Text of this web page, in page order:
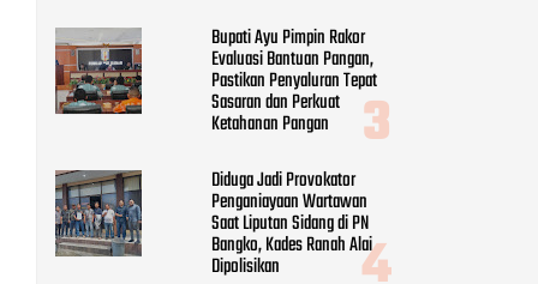
Bupati Ayu Pimpin Rakor
Evaluasi Bantuan Pangan,
Pastikan Penyaluran Tepat
Sasaran dan Perkuat
Ketahanan Pangan
Diduga Jadi Provokator
Penganiayaan Wartawan
Saat Liputan Sidang di PN
Bangko, Kades Ranah Alai
Dipolisikan